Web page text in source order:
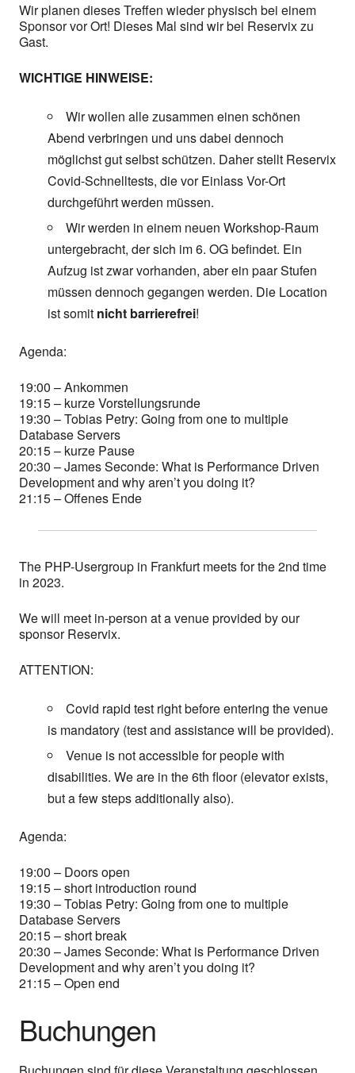
Wir planen dieses Treffen wieder physisch bei einem
Sponsor vor Ort! Dieses Mal sind wir bei Reservix zu
Gast.
WICHTIGE HINWEISE:
Wir wollen alle zusammen einen schönen
Abend verbringen und uns dabei dennoch
möglichst gut selbst schützen. Daher stellt Reservix
Covid-Schnelltests, die vor Einlass Vor-Ort
durchgeführt werden müssen.
Wir werden in einem neuen Workshop-Raum
untergebracht, der sich im 6. OG befindet. Ein
Aufzug ist zwar vorhanden, aber ein paar Stufen
müssen dennoch gegangen werden. Die Location
ist somit nicht barrierefrei!
Agenda:
19:00 – Ankommen
19:15 – kurze Vorstellungsrunde
19:30 – Tobias Petry: Going from one to multiple
Database Servers
20:15 – kurze Pause
20:30 – James Seconde: What is Performance Driven
Development and why aren’t you doing it?
21:15 – Offenes Ende
The PHP-Usergroup in Frankfurt meets for the 2nd time
in 2023.
We will meet in-person at a venue provided by our
sponsor Reservix.
ATTENTION:
Covid rapid test right before entering the venue
is mandatory (test and assistance will be provided).
Venue is not accessible for people with
disabilities. We are in the 6th floor (elevator exists,
but a few steps additionally also).
Agenda:
19:00 – Doors open
19:15 – short introduction round
19:30 – Tobias Petry: Going from one to multiple
Database Servers
20:15 – short break
20:30 – James Seconde: What is Performance Driven
Development and why aren’t you doing it?
21:15 – Open end
Buchungen